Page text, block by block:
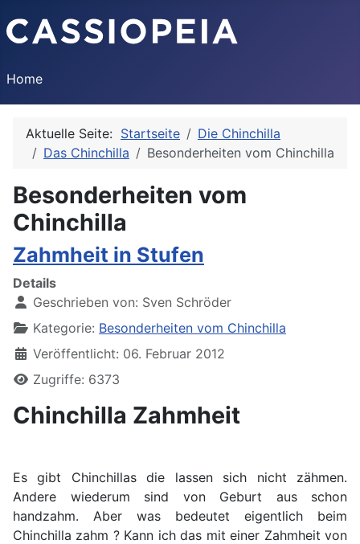
Home
Aktuelle Seite: Startseite
Die Chinchilla
Das Chinchilla
Besonderheiten vom Chinchilla
Besonderheiten vom
Chinchilla
Zahmheit in Stufen
Details
Geschrieben von: Sven Schröder
Kategorie: Besonderheiten vom Chinchilla
Veröffentlicht: 06. Februar 2012
Zugriffe: 6373
Chinchilla Zahmheit
Es gibt Chinchillas die lassen sich nicht zähmen.
Andere wiederum sind von Geburt aus schon
handzahm. Aber was bedeutet eigentlich beim
Chinchilla zahm ? Kann ich das mit einer Zahmheit von